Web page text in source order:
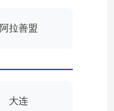
阿拉善盟
大连